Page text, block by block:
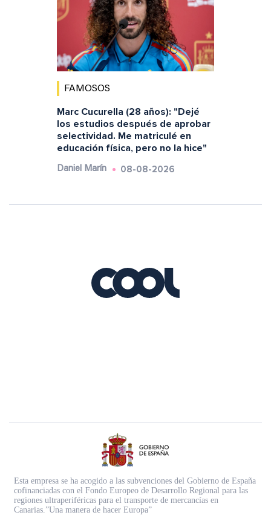
FAMOSOS
Marc Cucurella (28 años): "Dejé
los estudios después de aprobar
selectividad. Me matriculé en
educación física, pero no la hice"
Daniel Marín 08-08-2026
Esta empresa se ha acogido a las subvenciones del Gobierno de España
cofinanciadas con el Fondo Europeo de Desarrollo Regional para las
regiones ultraperiféricas para el transporte de mercancías en
Canarias.”Una manera de hacer Europa”